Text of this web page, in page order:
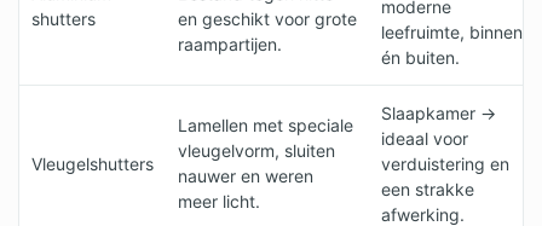
shutters
en geschikt voor grote
raampartijen.
moderne
leefruimte, binnen
én buiten.
Vleugelshutters
Lamellen met speciale
vleugelvorm, sluiten
nauwer en weren
meer licht.
Slaapkamer ->
ideaal voor
verduistering en
een strakke
afwerking.